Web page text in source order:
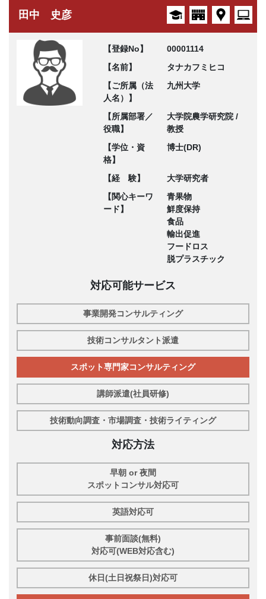
田中 史彦
【登録No】
00001114
【名前】
タナカフミヒコ
【ご所属（法
人名）】
九州大学
【所属部署／
役職】
大学院農学研究院 /
教授
【学位・資
格】
博士(DR)
【経 験】
大学研究者
【関心キーワ
ード】
青果物
鮮度保持
食品
輸出促進
フードロス
脱プラスチック
対応可能サービス
事業開発コンサルティング
技術コンサルタント派遣
スポット専門家コンサルティング
講師派遣(社員研修)
技術動向調査・市場調査・技術ライティング
対応方法
早朝 or 夜間
スポットコンサル対応可
英語対応可
事前面談(無料)
対応可(WEB対応含む)
休日(土日祝祭日)対応可